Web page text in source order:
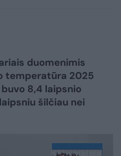
duomenimis
temperatūra 2025
8,4 laipsnio
šilčiau nei